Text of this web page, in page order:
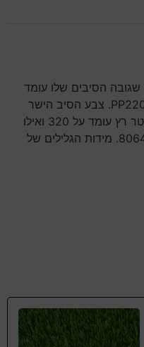
שגובה הסיבים שלו עומד
על 8 מ"מ, מדד ה-DTEX הינו PP2200. צבע הסיב הישר
הינו ירוק צמחי. מס' התפרים למטר רץ עומד על 320 ואילו
מס' התפרים למטר רבוע הינו 80640. מידות הגלילים של